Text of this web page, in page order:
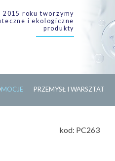
2015 roku tworzymy
i ekologiczne
produkty
MOC JE PRZEMYSŁ I WARSZTAT
kod: PC263